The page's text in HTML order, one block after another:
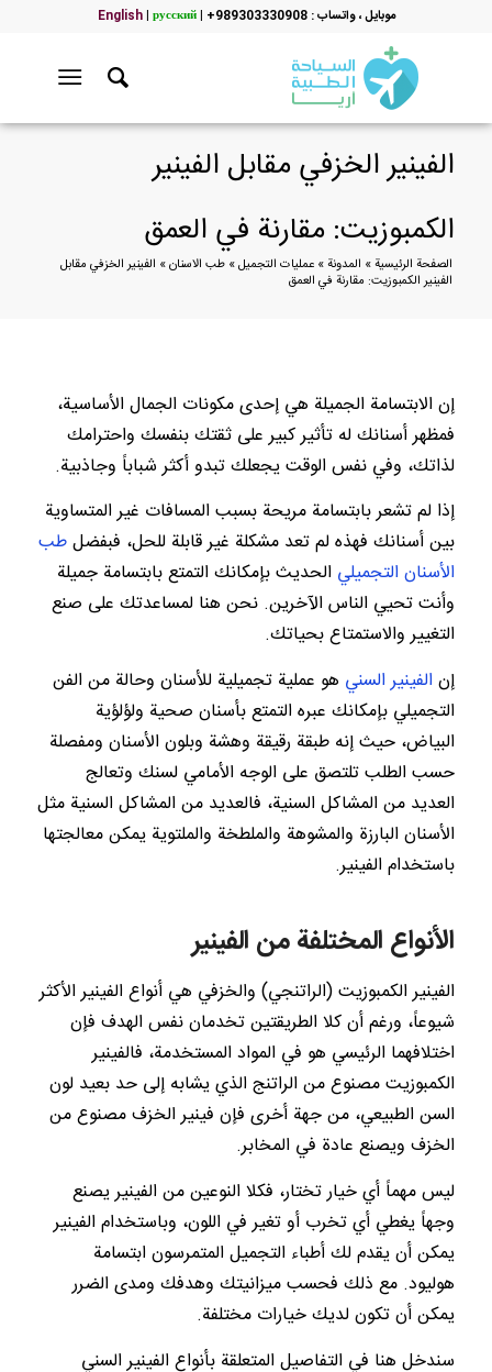
موبایل ، واتساب : 989303330908+ |
English| русский
الفينير الخزفي مقابل الفينير
الكمبوزيت: مقارنة في العمق
الصفحة الرئيسية» المدونة» عمليات التجميل» طب الاسنان» الفينير الخزفي مقابل
الفينير الكمبوزيت: مقارنة في العمق
إن الابتسامة الجميلة هي إحدى مكونات الجمال الأساسية،
فمظهر أسنانك له تأثير كبير على ثقتك بنفسك واحترامك
لذاتك، وفي نفس الوقت يجعلك تبدو أكثر شباباً وجاذبية.
إذا لم تشعر بابتسامة مريحة بسبب المسافات غير المتساوية
بين أسنانك فهذه لم تعد مشكلة غير قابلة للحل، فبفضلطب
الأسنان التجميلي الحديث بإمكانك التمتع بابتسامة جميلة
وأنت تحيي الناس الآخرين. نحن هنا لمساعدتك على صنع
التغيير والاستمتاع بحياتك.
إن الفينير السني هو عملية تجميلية للأسنان وحالة من الفن
التجميلي بإمكانك عبره التمتع بأسنان صحية ولؤلؤية
البياض، حيث إنه طبقة رقيقة وهشة وبلون الأسنان ومفصلة
حسب الطلب تلتصق على الوجه الأمامي لسنك وتعالج
العديد من المشاكل السنية، فالعديد من المشاكل السنية مثل
الأسنان البارزة والمشوهة والملطخة والملتوية يمكن معالجتها
باستخدام الفينير.
الأنواع المختلفة من الفينير
الفينير الكمبوزيت (الراتنجي) والخزفي هي أنواع الفينير الأكثر
شيوعاً، ورغم أن كلا الطريقتين تخدمان نفس الهدف فإن
اختلافهما الرئيسي هو في المواد المستخدمة، فالفينير
الكمبوزيت مصنوع من الراتنج الذي يشابه إلى حد بعيد لون
السن الطبيعي، من جهة أخرى فإن فينير الخزف مصنوع من
الخزف ويصنع عادة في المخابر.
ليس مهماً أي خيار تختار، فكلا النوعين من الفينير يصنع
وجهاً يغطي أي تخرب أو تغير في اللون، وباستخدام الفينير
يمكن أن يقدم لك أطباء التجميل المتمرسون ابتسامة
هوليود. مع ذلك فحسب ميزانيتك وهدفك ومدى الضرر
يمكن أن تكون لديك خيارات مختلفة.
سندخل هنا في التفاصيل المتعلقة بأنواع الفينير السني